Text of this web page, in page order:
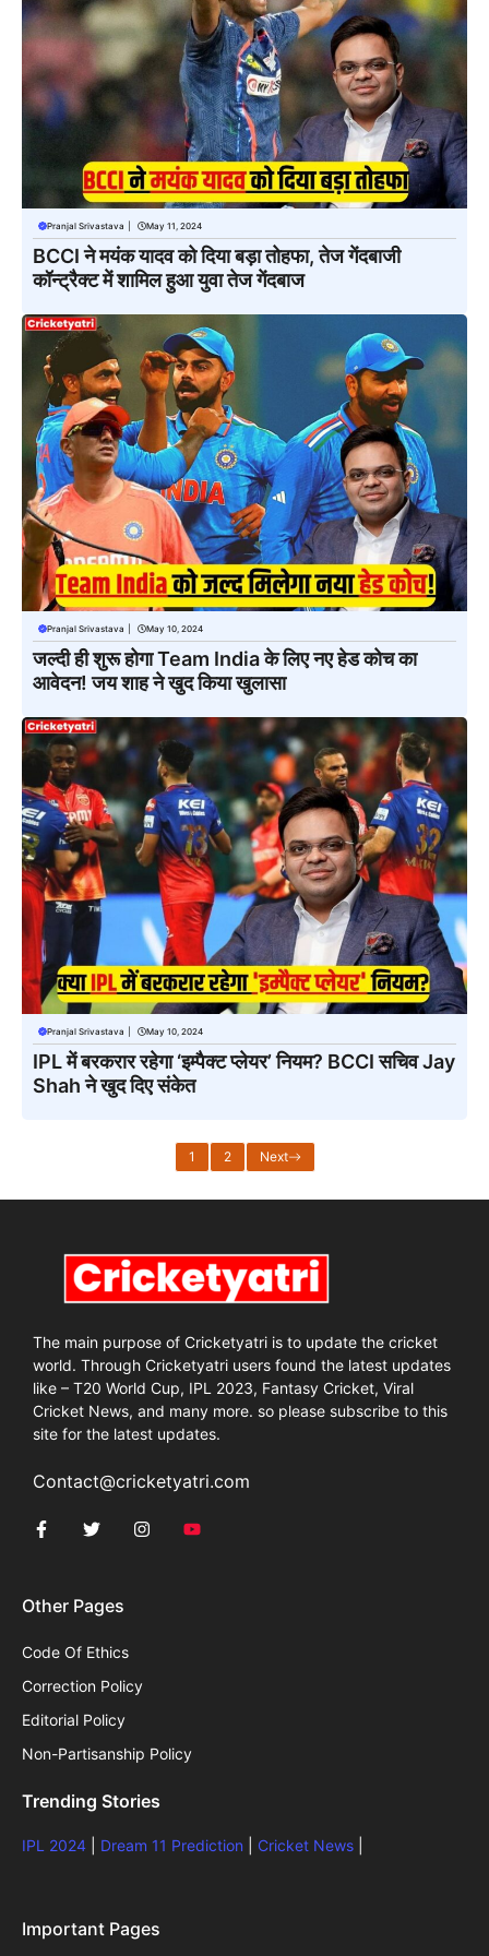
Pranjal Srivastava May 11, 2024
BCCI ने मयंक यादव को दिया बड़ा तोहफा, तेज गेंदबाजी
कॉन्ट्रैक्ट में शामिल हुआ युवा तेज गेंदबाज
Pranjal Srivastava May 10, 2024
जल्दी ही शुरू होगा Team India के लिए नए हेड कोच का
आवेदन! जय शाह ने खुद किया खुलासा
Pranjal Srivastava May 10, 2024
IPL में बरकरार रहेगा ‘इम्पैक्ट प्लेयर’ नियम? BCCI सचिव Jay
Shah ने खुद दिए संकेत
1 2 Next
The main purpose of Cricketyatri is to update the cricket
world. Through Cricketyatri users found the latest updates
like – T20 World Cup, IPL 2023, Fantasy Cricket, Viral
Cricket News, and many more. so please subscribe to this
site for the latest updates.
Contact@cricketyatri.com
Other Pages
Code Of Ethics
Correction Policy
Editorial Policy
Non-Partisanship Policy
Trending Stories
IPL 2024 Dream 11 Prediction Cricket News
Important Pages